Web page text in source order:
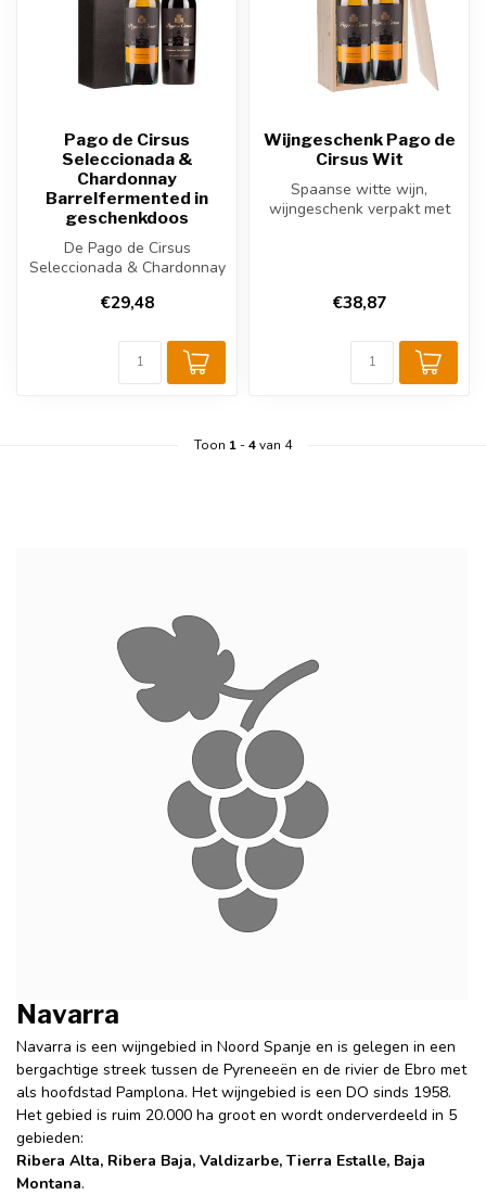
Pago de Cirsus
Seleccionada &
Chardonnay
Barrelfermented in
geschenkdoos
De Pago de Cirsus
Seleccionada & Chardonnay
geschenkdoos beva...
€29,48
Wijngeschenk Pago de
Cirsus Wit
Spaanse witte wijn,
wijngeschenk verpakt met
€38,87
Toon 1-4van 4
Navarra
Navarra is een wijngebied in Noord Spanje en is gelegen in een
bergachtige streek tussen de Pyreneeën en de rivier de Ebro met
als hoofdstad Pamplona. Het wijngebied is een DO sinds 1958.
Het gebied is ruim 20.000 ha groot en wordt onderverdeeld in 5
gebieden:
Ribera Alta, Ribera Baja, Valdizarbe, Tierra Estalle, Baja
Montana.